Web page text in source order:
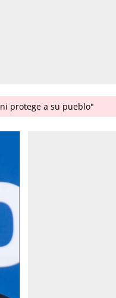
protege a su pueblo"